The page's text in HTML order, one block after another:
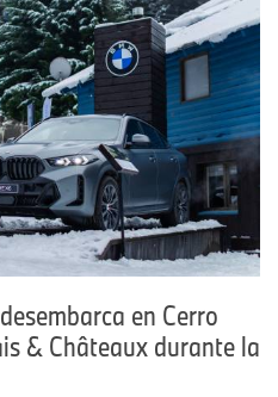
en Cerro
& Châteaux durante la